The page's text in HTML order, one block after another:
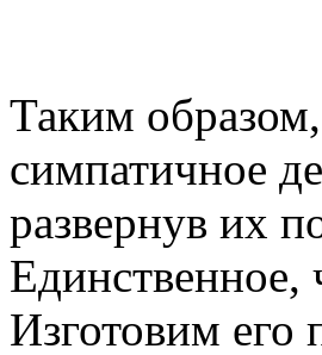
Таким
симпатичное
развернув их
Единственное,
Изготовим